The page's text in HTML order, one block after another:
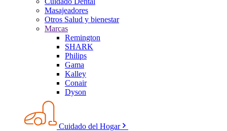
Masajeadores
Otros Salud y bienestar
Marcas
Remington
SHARK
Philips
Gama
Kalley
Conair
Dyson
Cuidado del Hogar